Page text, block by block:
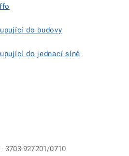
do budovy
do jednací síně
3703-927201/0710